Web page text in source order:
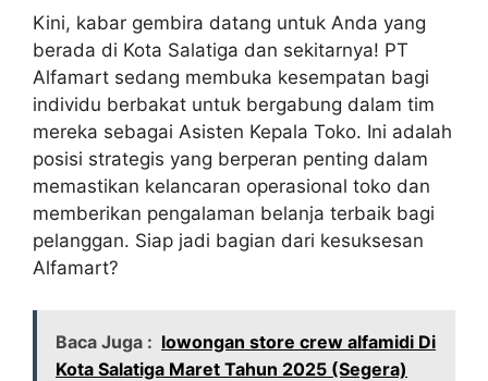
Kini, kabar gembira datang untuk Anda yang
berada di Kota Salatiga dan sekitarnya! PT
Alfamart sedang membuka kesempatan bagi
individu berbakat untuk bergabung dalam tim
mereka sebagai Asisten Kepala Toko. Ini adalah
posisi strategis yang berperan penting dalam
memastikan kelancaran operasional toko dan
memberikan pengalaman belanja terbaik bagi
pelanggan. Siap jadi bagian dari kesuksesan
Alfamart?
Baca Juga : lowongan store crew alfamidi Di
Kota Salatiga Maret Tahun 2025 (Segera)